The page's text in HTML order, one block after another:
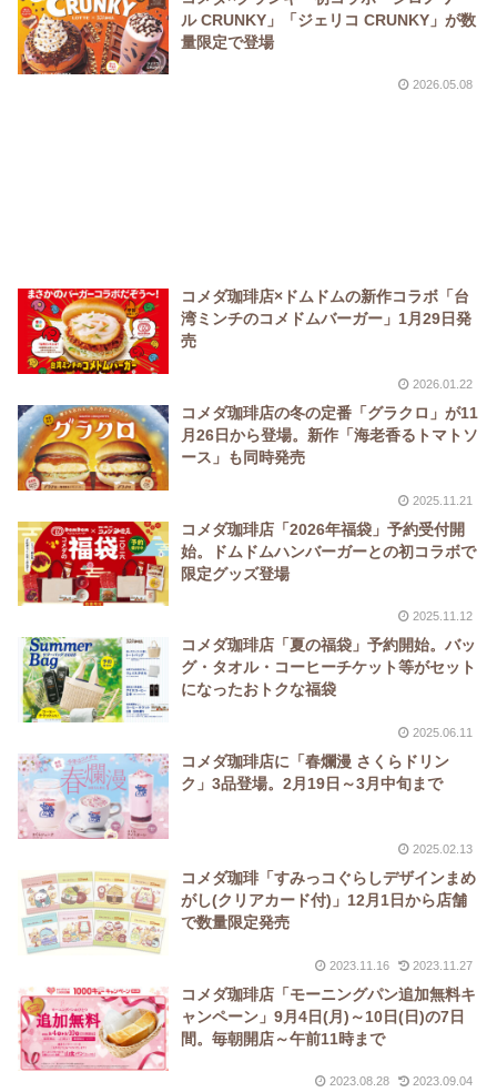
ル CRUNKY」「ジェリコ CRUNKY」が数
量限定で登場
2026.05.08
コメダ珈琲店×ドムドムの新作コラボ「台
湾ミンチのコメドムバーガー」1月29日発
売
2026.01.22
コメダ珈琲店の冬の定番「グラクロ」が11
月26日から登場。新作「海老香るトマトソ
ース」も同時発売
2025.11.21
コメダ珈琲店「2026年福袋」予約受付開
始。ドムドムハンバーガーとの初コラボで
限定グッズ登場
2025.11.12
コメダ珈琲店「夏の福袋」予約開始。バッ
グ・タオル・コーヒーチケット等がセット
になったおトクな福袋
2025.06.11
コメダ珈琲店に「春爛漫 さくらドリン
ク」3品登場。2月19日～3月中旬まで
2025.02.13
コメダ珈琲「すみっコぐらしデザインまめ
がし(クリアカード付)」12月1日から店舗
で数量限定発売
2023.11.16 2023.11.27
コメダ珈琲店「モーニングパン追加無料キ
ャンペーン」9月4日(月)～10日(日)の7日
間。毎朝開店～午前11時まで
2023.08.28 2023.09.04